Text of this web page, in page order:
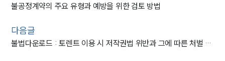
불공정계약의 주요 유형과 예방을 위한 검토 방법
다음글
불법다운로드 : 토렌트 이용 시 저작권법 위반과 그에 따른 처벌 수위